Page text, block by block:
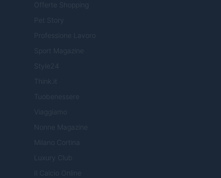
Offerte Shopping
Pet Story
Professione Lavoro
Sport Magazine
Style24
Think.it
Tuobenessere
Viaggiamo
Nonne Magazine
Milano Cortina
Luxury Club
Il Calcio Online